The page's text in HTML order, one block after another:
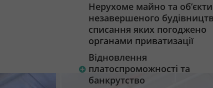
Нерухоме майно та об’єкти
незавершеного
списання яких погоджено
органами приватизації
Відновлення
платоспроможності та
банкрутство